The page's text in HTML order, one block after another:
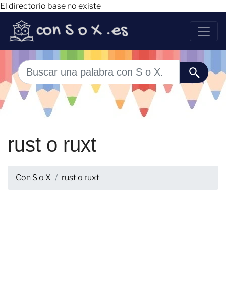
El directorio base no existe
rust o ruxt
Con S o X rust o ruxt